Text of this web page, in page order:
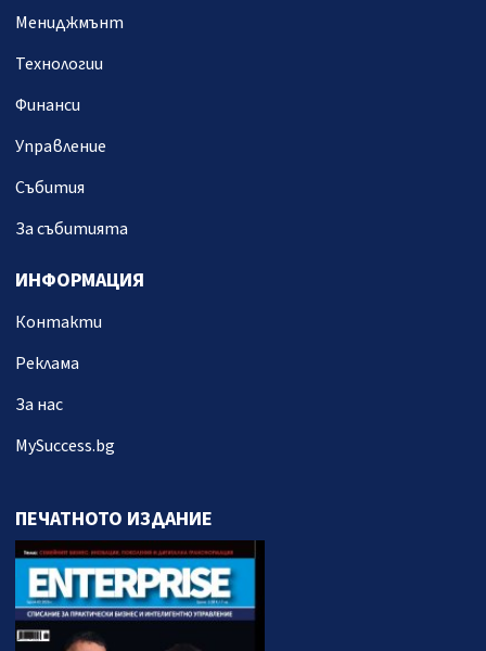
Мениджмънт
Технологии
Финанси
Управление
Събития
За събитията
ИНФОРМАЦИЯ
Контакти
Реклама
За нас
MySuccess.bg
ПЕЧАТНОТО ИЗДАНИЕ